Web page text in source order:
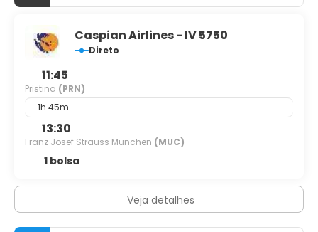
Caspian Airlines - IV 5750
Direto
11:45
Pristina (PRN)
1h 45m
13:30
Franz Josef Strauss München (MUC)
1 bolsa
Veja detalhes